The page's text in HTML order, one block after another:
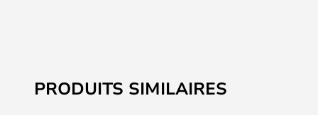
PRODUITS SIMILAIRES